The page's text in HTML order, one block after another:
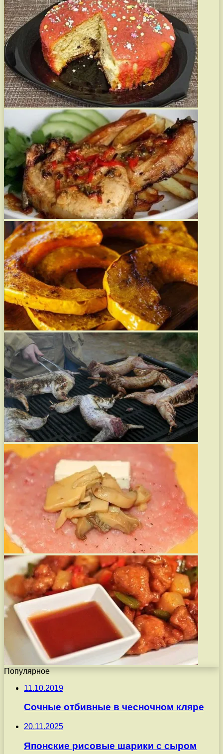
Популярное
11.10.2019
Сочные отбивные в чесночном кляре
20.11.2025
Японские рисовые шарики с сыром